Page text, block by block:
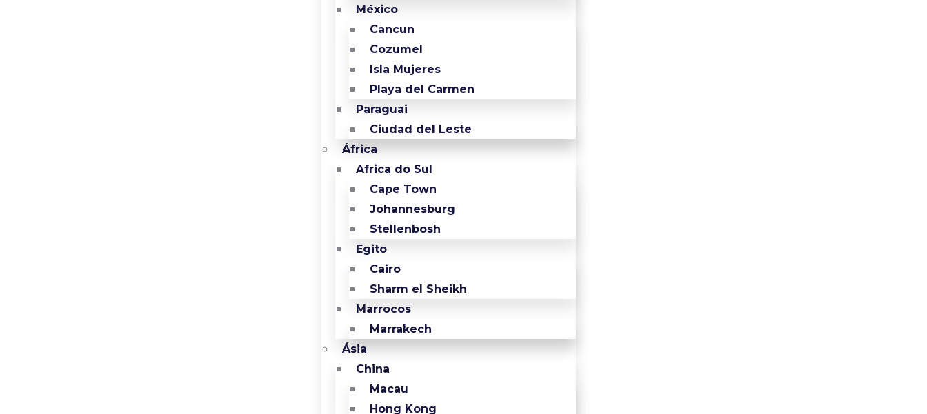
México
Cancun
Cozumel
Isla Mujeres
Playa del Carmen
Paraguai
Ciudad del Leste
África
Africa do Sul
Cape Town
Johannesburg
Stellenbosh
Egito
Cairo
Sharm el Sheikh
Marrocos
Marrakech
Ásia
China
Macau
Hong Kong